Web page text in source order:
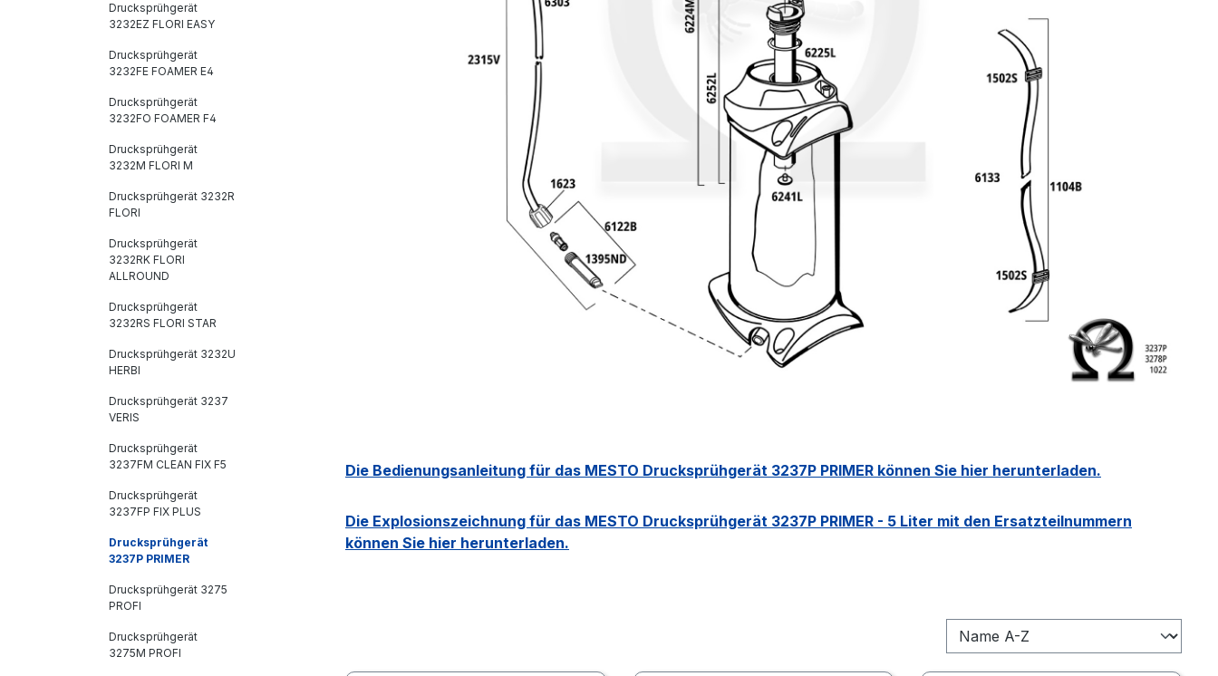
Drucksprühgerät
3232EZ FLORI EASY
Drucksprühgerät
3232FE FOAMER E4
Drucksprühgerät
3232FO FOAMER F4
Drucksprühgerät
3232M FLORI M
Drucksprühgerät 3232R
FLORI
Drucksprühgerät
3232RK FLORI
ALLROUND
Drucksprühgerät
3232RS FLORI STAR
Drucksprühgerät 3232U
HERBI
Drucksprühgerät 3237
VERIS
Drucksprühgerät
3237FM CLEAN FIX F5
Drucksprühgerät
3237FP FIX PLUS
Drucksprühgerät
3237P PRIMER
Drucksprühgerät 3275
PROFI
Drucksprühgerät
3275M PROFI
Die Bedienungsanleitung für das MESTO Drucksprühgerät 3237P PRIMER können Sie hier herunterladen.
Die Explosionszeichnung für das MESTO Drucksprühgerät 3237P PRIMER - 5 Liter mit den Ersatzteilnummern
können Sie hier herunterladen.